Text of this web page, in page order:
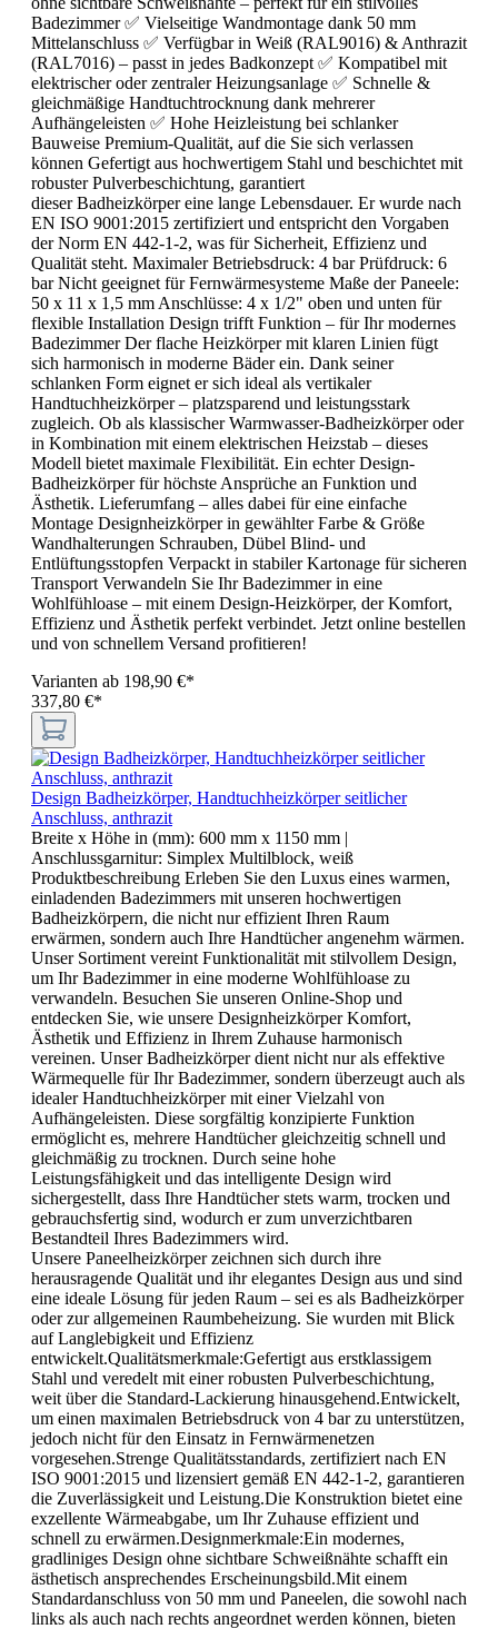
Badezimmer ✅ Vielseitige Wandmontage dank 50 mm
Mittelanschluss ✅ Verfügbar in Weiß (RAL9016) & Anthrazit
(RAL7016) – passt in jedes Badkonzept ✅ Kompatibel mit
elektrischer oder zentraler Heizungsanlage ✅ Schnelle &
gleichmäßige Handtuchtrocknung dank mehrerer
Aufhängeleisten ✅ Hohe Heizleistung bei schlanker
Bauweise Premium-Qualität, auf die Sie sich verlassen
können Gefertigt aus hochwertigem Stahl und beschichtet mit
robuster Pulverbeschichtung, garantiert
dieser Badheizkörper eine lange Lebensdauer. Er wurde nach
EN ISO 9001:2015 zertifiziert und entspricht den Vorgaben
der Norm EN 442-1-2, was für Sicherheit, Effizienz und
Qualität steht. Maximaler Betriebsdruck: 4 bar Prüfdruck: 6
bar Nicht geeignet für Fernwärmesysteme Maße der Paneele:
50 x 11 x 1,5 mm Anschlüsse: 4 x 1/2" oben und unten für
flexible Installation Design trifft Funktion – für Ihr modernes
Badezimmer Der flache Heizkörper mit klaren Linien fügt
sich harmonisch in moderne Bäder ein. Dank seiner
schlanken Form eignet er sich ideal als vertikaler
Handtuchheizkörper – platzsparend und leistungsstark
zugleich. Ob als klassischer Warmwasser-Badheizkörper oder
in Kombination mit einem elektrischen Heizstab – dieses
Modell bietet maximale Flexibilität. Ein echter Design-
Badheizkörper für höchste Ansprüche an Funktion und
Ästhetik. Lieferumfang – alles dabei für eine einfache
Montage Designheizkörper in gewählter Farbe & Größe
Wandhalterungen Schrauben, Dübel Blind- und
Entlüftungsstopfen Verpackt in stabiler Kartonage für sicheren
Transport Verwandeln Sie Ihr Badezimmer in eine
Wohlfühloase – mit einem Design-Heizkörper, der Komfort,
Effizienz und Ästhetik perfekt verbindet. Jetzt online bestellen
und von schnellem Versand profitieren!
Varianten ab 198,90 €*
337,80 €*
Design Badheizkörper, Handtuchheizkörper seitlicher
Anschluss, anthrazit
Breite x Höhe in (mm): 600 mm x 1150 mm |
Anschlussgarnitur: Simplex Multilblock, weiß
Produktbeschreibung Erleben Sie den Luxus eines warmen,
einladenden Badezimmers mit unseren hochwertigen
Badheizkörpern, die nicht nur effizient Ihren Raum
erwärmen, sondern auch Ihre Handtücher angenehm wärmen.
Unser Sortiment vereint Funktionalität mit stilvollem Design,
um Ihr Badezimmer in eine moderne Wohlfühloase zu
verwandeln. Besuchen Sie unseren Online-Shop und
entdecken Sie, wie unsere Designheizkörper Komfort,
Ästhetik und Effizienz in Ihrem Zuhause harmonisch
vereinen. Unser Badheizkörper dient nicht nur als effektive
Wärmequelle für Ihr Badezimmer, sondern überzeugt auch als
idealer Handtuchheizkörper mit einer Vielzahl von
Aufhängeleisten. Diese sorgfältig konzipierte Funktion
ermöglicht es, mehrere Handtücher gleichzeitig schnell und
gleichmäßig zu trocknen. Durch seine hohe
Leistungsfähigkeit und das intelligente Design wird
sichergestellt, dass Ihre Handtücher stets warm, trocken und
gebrauchsfertig sind, wodurch er zum unverzichtbaren
Bestandteil Ihres Badezimmers wird.
Unsere Paneelheizkörper zeichnen sich durch ihre
herausragende Qualität und ihr elegantes Design aus und sind
eine ideale Lösung für jeden Raum – sei es als Badheizkörper
oder zur allgemeinen Raumbeheizung. Sie wurden mit Blick
auf Langlebigkeit und Effizienz
entwickelt.Qualitätsmerkmale:Gefertigt aus erstklassigem
Stahl und veredelt mit einer robusten Pulverbeschichtung,
weit über die Standard-Lackierung hinausgehend.Entwickelt,
um einen maximalen Betriebsdruck von 4 bar zu unterstützen,
jedoch nicht für den Einsatz in Fernwärmenetzen
vorgesehen.Strenge Qualitätsstandards, zertifiziert nach EN
ISO 9001:2015 und lizensiert gemäß EN 442-1-2, garantieren
die Zuverlässigkeit und Leistung.Die Konstruktion bietet eine
exzellente Wärmeabgabe, um Ihr Zuhause effizient und
schnell zu erwärmen.Designmerkmale:Ein modernes,
gradliniges Design ohne sichtbare Schweißnähte schafft ein
ästhetisch ansprechendes Erscheinungsbild.Mit einem
Standardanschluss von 50 mm und Paneelen, die sowohl nach
links als auch nach rechts angeordnet werden können, bieten